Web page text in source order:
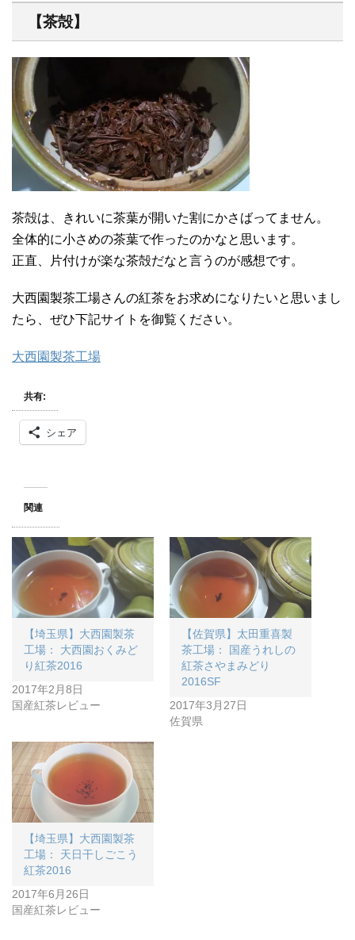
【茶殻】
茶殻は、きれいに茶葉が開いた割にかさばってません。
全体的に小さめの茶葉で作ったのかなと思います。
正直、片付けが楽な茶殻だなと言うのが感想です。
大西園製茶工場さんの紅茶をお求めになりたいと思いまし
たら、ぜひ下記サイトを御覧ください。
大西園製茶工場
共有:
シェア
関連
【埼玉県】大西園製茶
工場： 大西園おくみど
り紅茶2016
2017年2月8日
国産紅茶レビュー
【佐賀県】太田重喜製
茶工場： 国産うれしの
紅茶さやまみどり
2016SF
2017年3月27日
佐賀県
【埼玉県】大西園製茶
工場： 天日干しごこう
紅茶2016
2017年6月26日
国産紅茶レビュー